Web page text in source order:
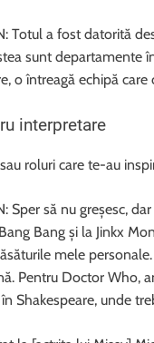
Totul a fost datorită
sunt departamente
o întreagă echipă
interpretare
roluri care te-au
Sper să nu greșesc,
Bang și la Jinkx
mele
Pentru Doctor Who,
Shakespeare, unde